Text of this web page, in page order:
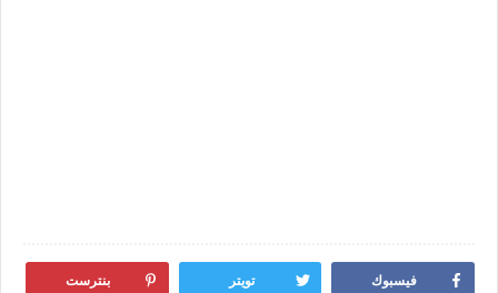
فيسبوك تويتر بنترست